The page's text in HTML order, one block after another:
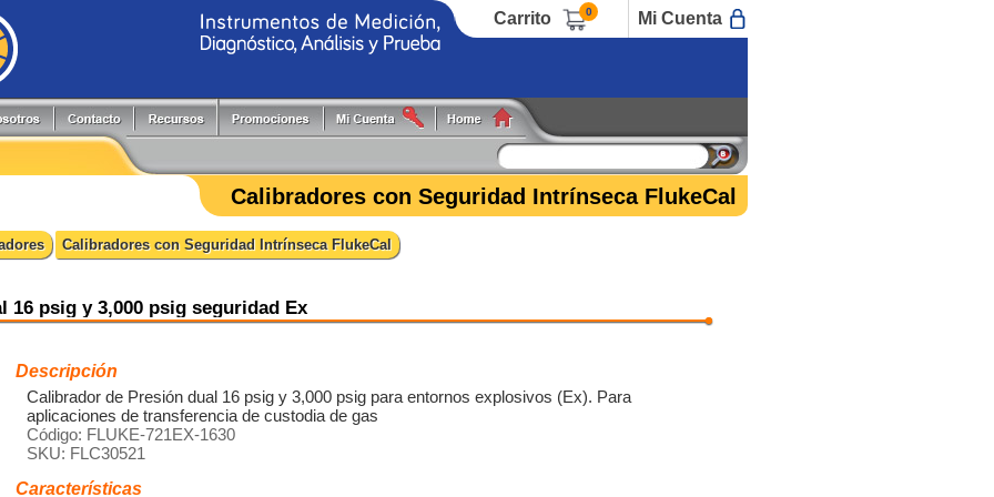
Carrito 0 Mi Cuenta
Generadores de Funciones
Medidores
Pinzas de Medición
Registradores
Software
FlukeCal
Global Specialties
PLS
Pruftechnik
RIGOL
Tektronix
Calibradores con Seguridad Intrínseca FlukeCal
Calibradores con Seguridad Intrínseca FlukeCal
16 psig y 3,000 psig seguridad Ex
Descripción
Calibrador de Presión dual 16 psig y 3,000 psig para entornos explosivos (Ex). Para
aplicaciones de transferencia de custodia de gas
Código: FLUKE-721EX-1630
SKU: FLC30521
Características